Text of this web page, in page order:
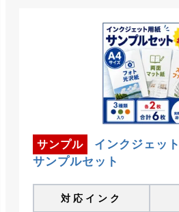
サンプル
インクジェッ
サンプルセット
対応インク